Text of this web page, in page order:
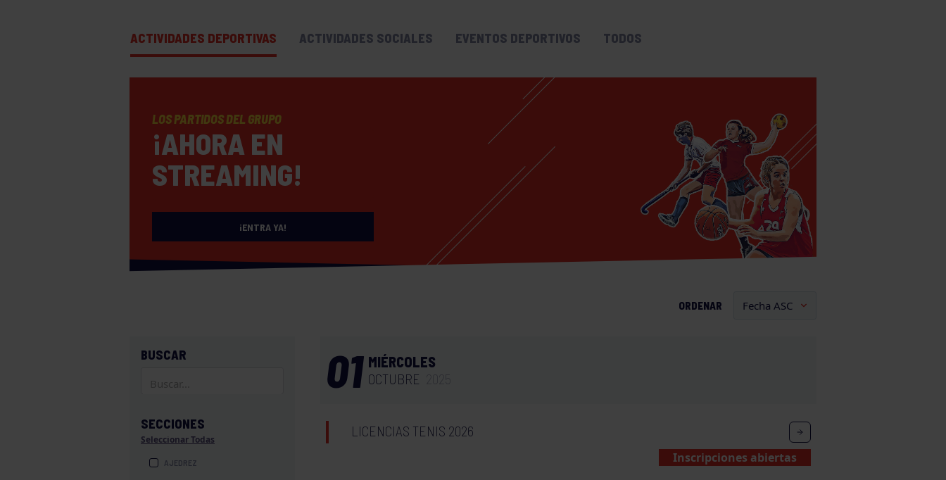
ACTIVIDADES DEPORTIVAS ACTIVIDADES SOCIALES EVENTOS DEPORTIVOS TODOS
LOS PARTIDOS DEL GRUPO
¡AHORA EN
STREAMING!
¡ENTRA YA!
ORDENAR
BUSCAR
SECCIONES
Seleccionar Todas
AJEDREZ
01 MIÉRCOLES
OCTUBRE
LICENCIAS TENIS 2026
Inscripciones abiertas